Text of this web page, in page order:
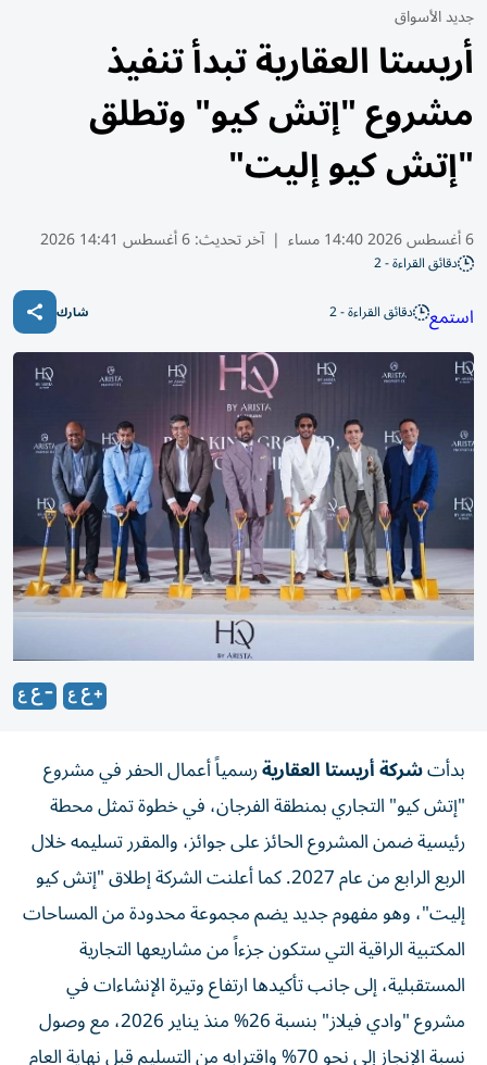
جديد الأسواق
أريستا العقارية تبدأ تنفيذ
مشروع "إتش كيو" وتطلق
"إتش كيو إليت"
6 أغسطس 2026 14:40 مساء | آخر تحديث:6 أغسطس 14:41 2026
دقائق القراءة - 2
استمع دقائق القراءة - 2 شارك
بدأتشركة أريستا العقاريةرسمياً أعمال الحفر في مشروع
"إتش كيو" التجاري بمنطقة الفرجان، في خطوة تمثل محطة
رئيسية ضمن المشروع الحائز على جوائز، والمقرر تسليمه خلال
الربع الرابع من عام 2027. كما أعلنت الشركة إطلاق "إتش كيو
إليت"، وهو مفهوم جديد يضم مجموعة محدودة من المساحات
المكتبية الراقية التي ستكون جزءاً من مشاريعها التجارية
المستقبلية، إلى جانب تأكيدها ارتفاع وتيرة الإنشاءات في
مشروع "وادي فيلاز" بنسبة 26% منذ يناير 2026، مع وصول